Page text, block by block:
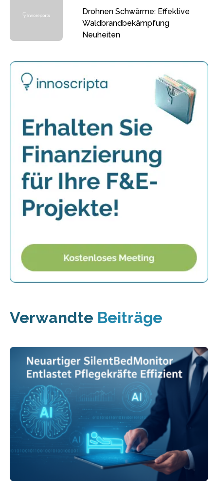
Drohnen Schwärme: Effektive
Waldbrandbekämpfung
Neuheiten
Verwandte Beiträge